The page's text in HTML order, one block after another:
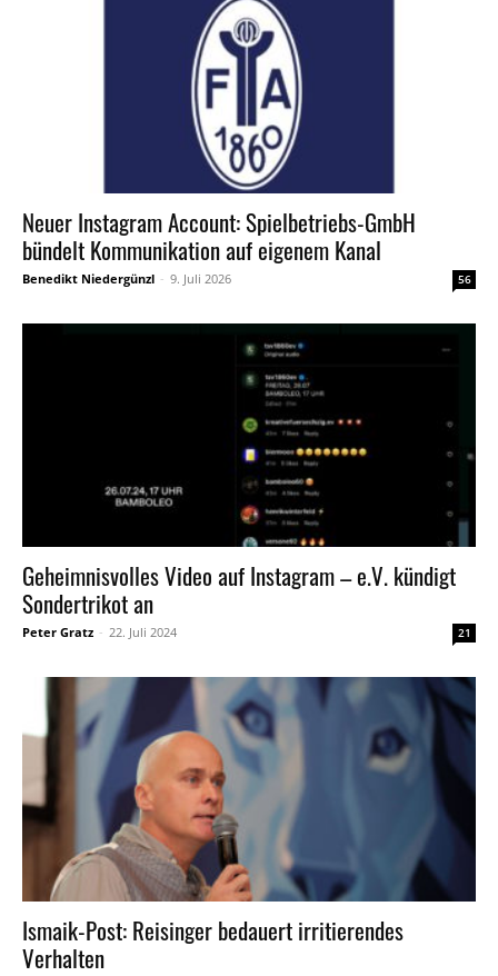
Neuer Instagram Account: Spielbetriebs-GmbH
bündelt Kommunikation auf eigenem Kanal
Benedikt Niedergünzl - 9. Juli 2026 56
Geheimnisvolles Video auf Instagram – e.V. kündigt
Sondertrikot an
Peter Gratz - 22. Juli 2024 21
Ismaik-Post: Reisinger bedauert irritierendes
Verhalten